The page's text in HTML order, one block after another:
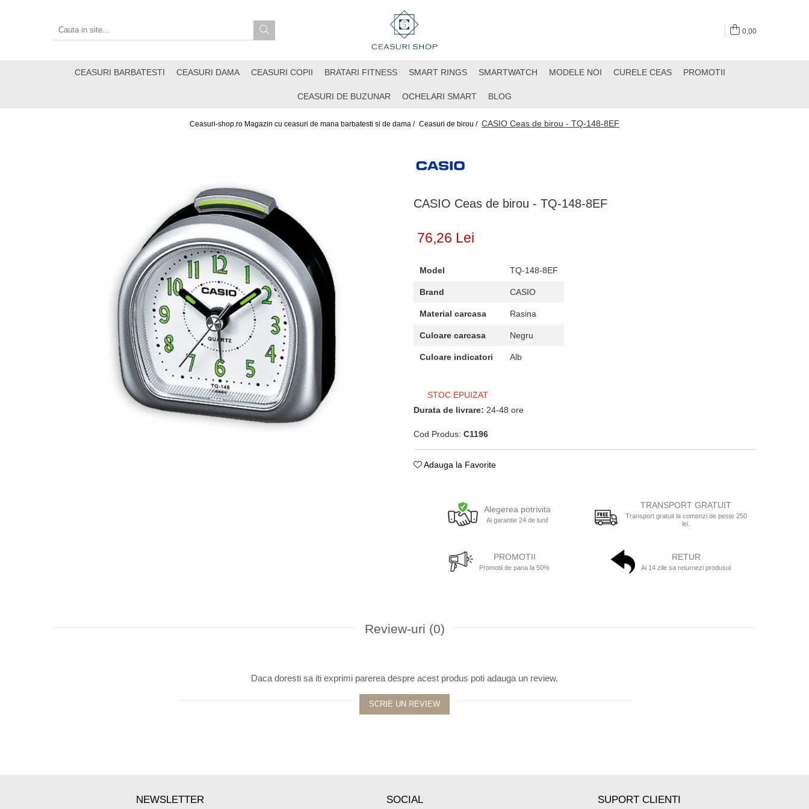
0,00
CEASURI BARBATESTI CEASURI DAMA CEASURI COPII BRATARI FITNESS SMART RINGS SMARTWATCH MODELE NOI CURELE CEAS PROMOTII
CEASURI DE BUZUNAR OCHELARI SMART BLOG
Ceasuri-shop.ro Magazin cu ceasuri de mana barbatesti si de dama / Ceasuri de birou / CASIO Ceas de birou - TQ-148-8EF
CASIO Ceas de birou - TQ-148-8EF
76,26 Lei
Model TQ-148-8EF
Brand CASIO
Material carcasa Rasina
Culoare carcasa Negru
Culoare indicatori Alb
STOC EPUIZAT
Durata de livrare: 24-48 ore
Cod Produs: C1196
Adauga la Favorite
Alegerea potrivita
Ai garantie 24 de luni!
TRANSPORT GRATUIT
Transport gratuit la comenzi de peste 250
lei.
PROMOTII
Promotii de pana la 50%
RETUR
Ai 14 zile sa returnezi produsul
Review-uri (0)
Daca doresti sa iti exprimi parerea despre acest produs poti adauga un review.
SCRIE UN REVIEW
NEWSLETTER SOCIAL SUPORT CLIENTI